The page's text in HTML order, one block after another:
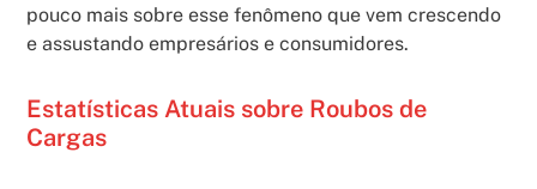
pouco mais sobre esse fenômeno que vem crescendo
e assustando empresários e consumidores.
Estatísticas Atuais sobre Roubos de
Cargas